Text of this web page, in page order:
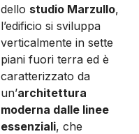
dello studio Marzullo,
l’edificio si sviluppa
verticalmente in sette
piani fuori terra ed è
caratterizzato da
un’architettura
moderna dalle linee
essenziali, che